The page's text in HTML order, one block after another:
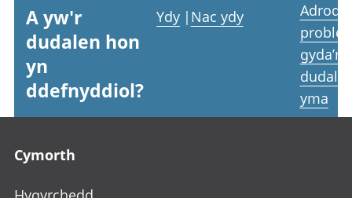
A yw'r
dudalen hon
yn
ddefnyddiol?
Ydy | Nac ydy
Adrodd
gyda’r
yma
Cymorth